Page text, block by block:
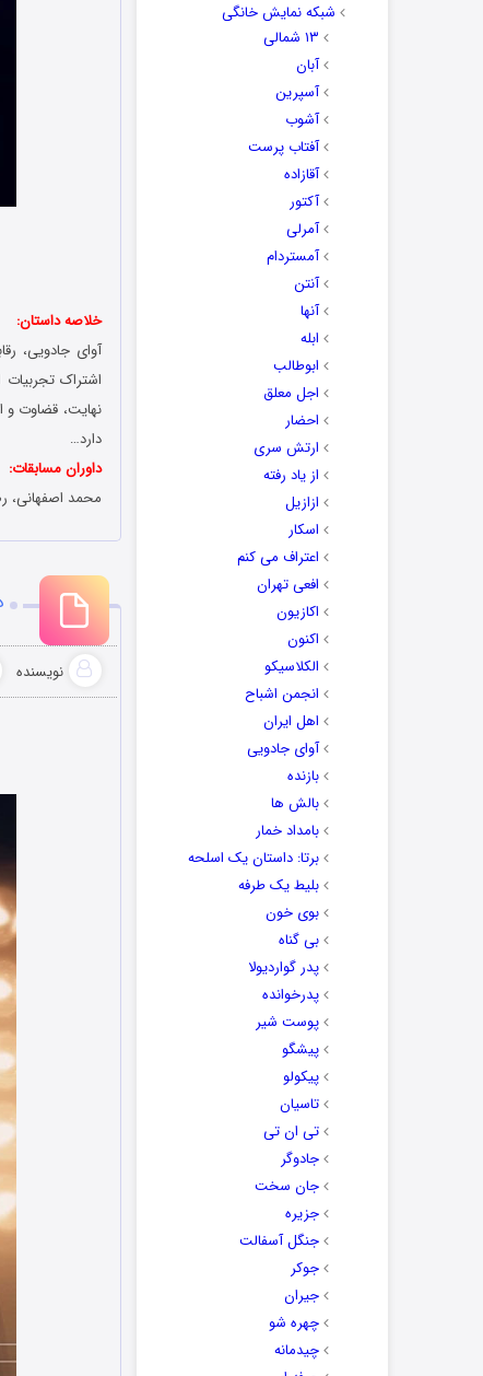
شبکه نمایش خانگی
۱۳ شمالی
آبان
آسپرین
آشوب
آفتاب پرست
آقازاده
آکتور
آمرلی
آمستردام
آنتن
آنها
ابله
ابوطالب
اجل معلق
احضار
ارتش سری
از یاد رفته
ازازیل
اسکار
اعتراف می کنم
افعی تهران
اکازیون
اکنون
الکلاسیکو
انجمن اشباح
اهل ایران
آوای جادویی
بازنده
بالش ها
بامداد خمار
برتا: داستان یک اسلحه
بلیط یک‌‌ طرفه
بوی خون
بی گناه
پدر گواردیولا
پدرخوانده
پوست شیر
پیشگو
پیکولو
تاسیان
تی ان تی
جادوگر
جان سخت
جزیره
جنگل آسفالت
جوکر
جیران
چهره شو
چیدمانه
خلاصه داستان:
آوای جادویی،
اشتراک
نهایت، قضاوت و
دارد…
داوران مسابقات:
محمد اصفهانی،
نویسنده